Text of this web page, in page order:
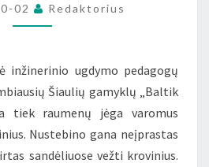
BALTIK
VAIRAS
02 Redaktorius
inžinerinio ugdymo pedagogų
Šiaulių gamyklų „Baltik
tiek raumenų jėga varomus
Nustebino gana neįprastas
sandėliuose vežti krovinius.